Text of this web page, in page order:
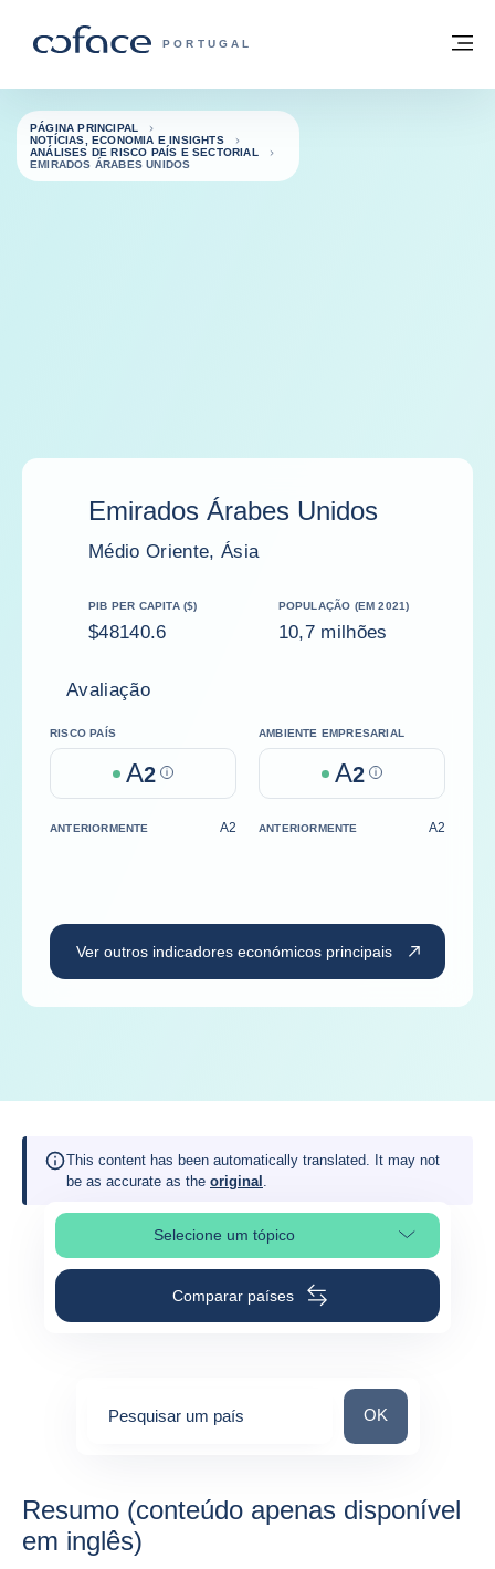
COFACE FOR TRADE - HOMEPAGE DO
PORTUGAL
Voltar à página principal
PÁGINA PRINCIPAL
NOTÍCIAS, ECONOMIA E INSIGHTS
ANÁLISES DE RISCO PAÍS E SECTORIAL
EMIRADOS ÁRABES UNIDOS
Emirados Árabes Unidos
Médio Oriente, Ásia
PIB PER CAPITA ($)
$48140.6
POPULAÇÃO (EM 2021)
10,7 milhões
Avaliação
RISCO PAÍS
A2 Help
AMBIENTE EMPRESARIAL
A2 Help
ANTERIORMENTE A2 ANTERIORMENTE A2
Ver outros indicadores económicos principais
This content has been automatically translated. It may not
be as accurate as the original .
Selecione um tópicoSelecionar a secção da página
Comparar países
Pesquisar um país Pesquisar um
OK
Resumo (conteúdo apenas disponível
em inglês)